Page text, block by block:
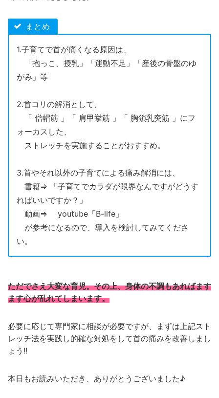
まとめ
1.子育てで首が痛くなる原因は、
「抱っこ、授乳」「運動不足」「産後の骨盤のゆ
がみ」等
2.首コリの解消として、
「 僧帽筋 」「 肩甲挙筋 」「 胸鎖乳突筋 」にフ
ォーカスした、
ストレッチを実施することがおすすめ。
3.首やそれ以外の子育てによる痛み解消には、
書籍⇒ 「子育てでカラダが限界なんですがどうす
ればいいですか？」
動画⇒ youtube「B-life」
が参考になるので、導入を検討してみてくださ
い。
ただでさえ大変な育児。その上、身体の不調もあればます
ます心が乱れてしまいます。
必要に応じて専門家に相談が必要ですが、まずは上記スト
レッチ法を実践し的確な対処をして首の痛みを改善しまし
ょう!!
本日もお読みいただき、ありがとうございました♪